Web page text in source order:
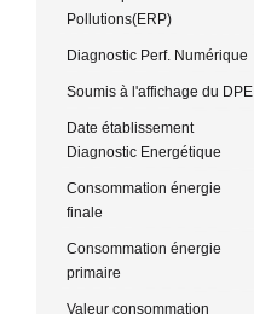
Pollutions(ERP)
Diagnostic Perf. Numérique
Soumis à l'affichage du DPE
Date établissement
Diagnostic Energétique
Consommation énergie
finale
Consommation énergie
primaire
Valeur consommation